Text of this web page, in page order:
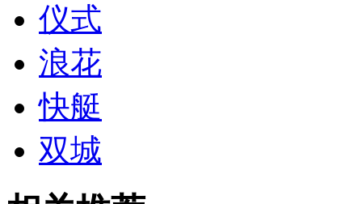
仪式
浪花
快艇
双城